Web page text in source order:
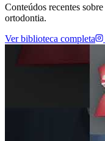
Conteúdos recentes
ortodontia.
Ver biblioteca completa